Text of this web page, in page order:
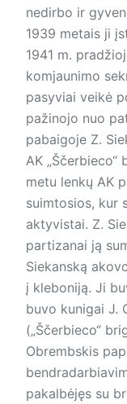
nedirbo ir
1939 metais ji
1941 m.
komjaunimo
pasyviai veikė
pažinojo nuo
pabaigoje Z.
AK
metu lenkų AK
suimtosios, kur
aktyvistai. Z.
partizanai ją
Siekanską
į kleboniją. Ji
buvo kunigai J.
(„Ščerbieco“
Obrembskis
pakalbėjęs su